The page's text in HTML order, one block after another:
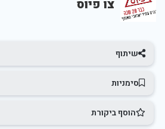
צו פיוס
שיתוף
סימניות
הוסף ביקורת